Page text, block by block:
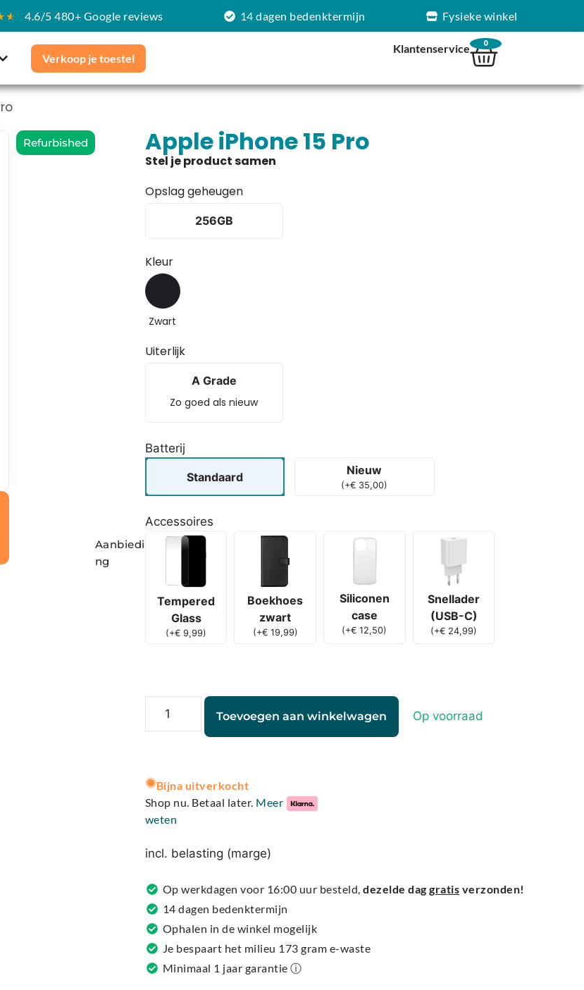
★ 4.6/5 480+ Google reviews 14 dagen bedenktermijn Fysieke winkel
Verkoop je toestel
Klantenservice 0
Refurbished
Aanbiedi
ng
Apple iPhone 15 Pro
Opslag geheugen
256GB
Kleur
Zwart
Uiterlijk
A Grade
Zo goed als nieuw
Batterij
Standaard Nieuw
(+€ 35,00)
Accessoires
Tempered
Glass
(+€ 9,99)
Boekhoes
zwart
(+€19,99)
Siliconen
case
(+€ 12,50)
Snellader
(USB-C)
(+€ 24,99)
Toevoegen aan winkelwagen Op voorraad
l
t
e
n
t
i
v
e
:
Bijna uitverkocht
Shop nu. Betaal later. Meer
weten
incl. belasting (marge)
Op werkdagen voor 16:00 uur besteld,dezelde daggratis verzonden!
14 dagen bedenktermijn
Ophalen in de winkel mogelijk
Je bespaart het milieu 173 gram e-waste
Minimaal 1 jaar garantie ⓘ